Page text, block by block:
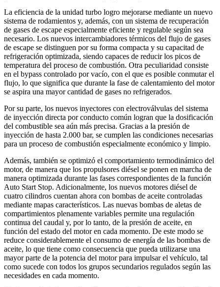
La eficiencia de la unidad turbo logro mejorarse mediante un nuevo
sistema de rodamientos y, además, con un sistema de recuperación
de gases de escape especialmente eficiente y regulable según sea
necesario. Los nuevos intercambiadores térmicos del flujo de gases
de escape se distinguen por su forma compacta y su capacitad de
refrigeración optimizada, siendo capaces de reducir los picos de
temperatura del proceso de combustión. Otra peculiaridad consiste
en el bypass controlado por vacío, con el que es posible conmutar el
flujo, lo que significa que durante la fase de calentamiento del motor
se aspira una mayor cantidad de gases no refrigerados.
Por su parte, los nuevos inyectores con electroválvulas del sistema
de inyección directa por conducto común logran que la dosificación
del combustible sea aún más precisa. Gracias a la presión de
inyección de hasta 2.000 bar, se cumplen las condiciones necesarias
para un proceso de combustión especialmente económico y limpio.
Además, también se optimizó el comportamiento termodinámico del
motor, de manera que los propulsores diésel se ponen en marcha de
manera optimizada durante las fases correspondientes de la función
Auto Start Stop. Adicionalmente, los nuevos motores diésel de
cuatro cilindros cuentan ahora con bombas de aceite controladas
mediante mapas característicos. Las nuevas bombas de aletas de
compartimientos plenamente variables permite una regulación
continua del caudal y, por lo tanto, de la presión de aceite, en
función del estado del motor en cada momento. De este modo se
reduce considerablemente el consumo de energía de las bombas de
aceite, lo que tiene como consecuencia que pueda utilizarse una
mayor parte de la potencia del motor para impulsar el vehículo, tal
como sucede con todos los grupos secundarios regulados según las
necesidades en cada momento.